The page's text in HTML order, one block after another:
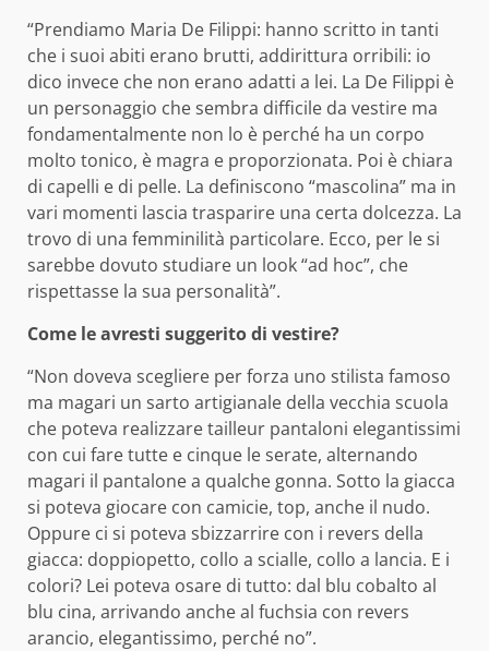
“Prendiamo Maria De Filippi: hanno scritto in tanti
che i suoi abiti erano brutti, addirittura orribili: io
dico invece che non erano adatti a lei. La De Filippi è
un personaggio che sembra difficile da vestire ma
fondamentalmente non lo è perché ha un corpo
molto tonico, è magra e proporzionata. Poi è chiara
di capelli e di pelle. La definiscono “mascolina” ma in
vari momenti lascia trasparire una certa dolcezza. La
trovo di una femminilità particolare. Ecco, per le si
sarebbe dovuto studiare un look “ad hoc”, che
rispettasse la sua personalità”.
Come le avresti suggerito di vestire?
“Non doveva scegliere per forza uno stilista famoso
ma magari un sarto artigianale della vecchia scuola
che poteva realizzare tailleur pantaloni elegantissimi
con cui fare tutte e cinque le serate, alternando
magari il pantalone a qualche gonna. Sotto la giacca
si poteva giocare con camicie, top, anche il nudo.
Oppure ci si poteva sbizzarrire con i revers della
giacca: doppiopetto, collo a scialle, collo a lancia. E i
colori? Lei poteva osare di tutto: dal blu cobalto al
blu cina, arrivando anche al fuchsia con revers
arancio, elegantissimo, perché no”.